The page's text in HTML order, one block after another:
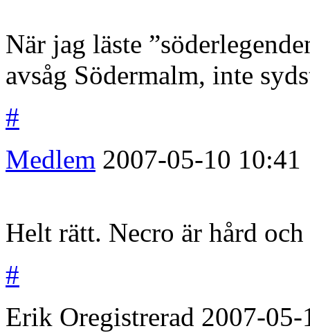
När jag läste
avsåg Södermalm, inte
#
Medlem 2007-05-10 10:41
Helt rätt. Necro är hård och
#
Erik Oregistrerad 2007-05-